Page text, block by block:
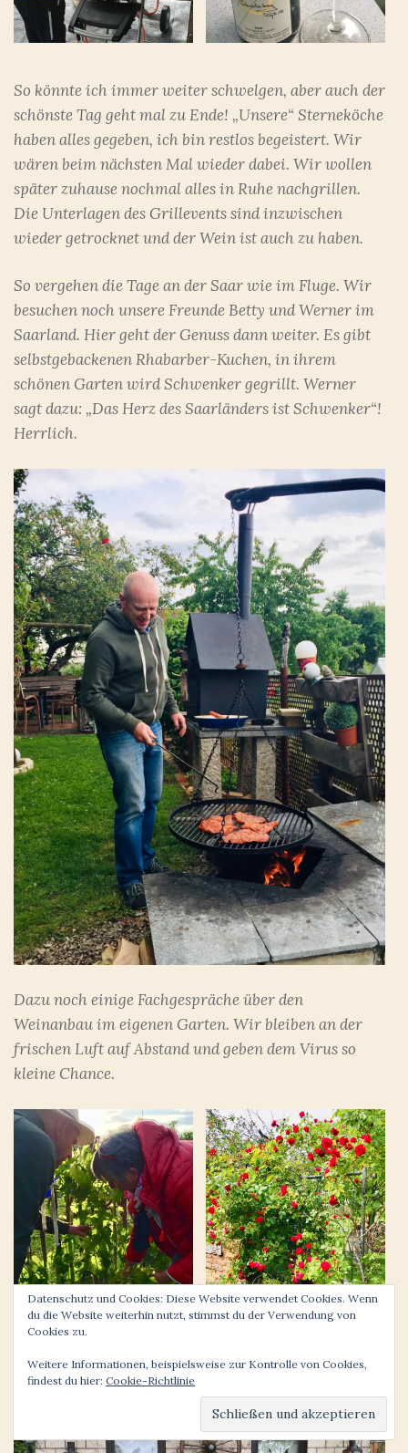
So könnte ich immer weiter schwelgen, aber auch der
schönste Tag geht mal zu Ende! „Unsere“ Sterneköche
haben alles gegeben, ich bin restlos begeistert. Wir
wären beim nächsten Mal wieder dabei. Wir wollen
später zuhause nochmal alles in Ruhe nachgrillen.
Die Unterlagen des Grillevents sind inzwischen
wieder getrocknet und der Wein ist auch zu haben.
So vergehen die Tage an der Saar wie im Fluge. Wir
besuchen noch unsere Freunde Betty und Werner im
Saarland. Hier geht der Genuss dann weiter. Es gibt
selbstgebackenen Rhabarber-Kuchen, in ihrem
schönen Garten wird Schwenker gegrillt. Werner
sagt dazu: „Das Herz des Saarländers ist Schwenker“!
Herrlich.
Dazu noch einige Fachgespräche über den
Weinanbau im eigenen Garten. Wir bleiben an der
frischen Luft auf Abstand und geben dem Virus so
kleine Chance.
Datenschutz und Cookies: Diese Website verwendet Cookies. Wenn
du die Website weiterhin nutzt, stimmst du der Verwendung von
Cookies zu.
Weitere Informationen, beispielsweise zur Kontrolle von Cookies,
findest du hier: Cookie-Richtlinie